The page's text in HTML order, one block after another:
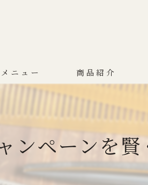
メニュー 商品紹介
ンペーンを